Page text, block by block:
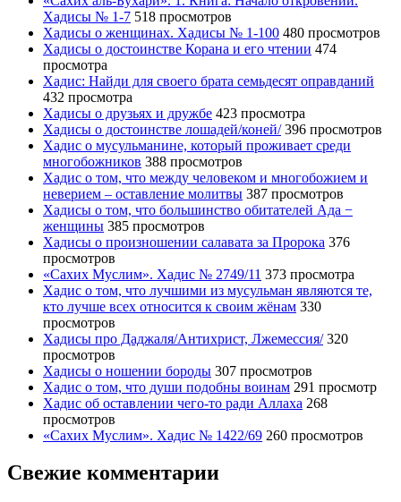
Хадисы № 1-7 518 просмотров
Хадисы о женщинах. Хадисы № 1-100 480 просмотров
Хадисы о достоинстве Корана и его чтении 474
просмотра
Хадис: Найди для своего брата семьдесят оправданий
432 просмотра
Хадисы о друзьях и дружбе 423 просмотра
Хадисы о достоинстве лошадей/коней/ 396 просмотров
Хадис о мусульманине, который проживает среди
многобожников 388 просмотров
Хадис о том, что между человеком и многобожием и
неверием – оставление молитвы 387 просмотров
Хадисы о том, что большинство обитателей Ада −
женщины 385 просмотров
Хадисы о произношении салавата за Пророка 376
просмотров
«Сахих Муслим». Хадис № 2749/11 373 просмотра
Хадис о том, что лучшими из мусульман являются те,
кто лучше всех относится к своим жёнам 330
просмотров
Хадисы про Даджаля/Антихрист, Лжемессия/ 320
просмотров
Хадисы о ношении бороды 307 просмотров
Хадис о том, что души подобны воинам 291 просмотр
Хадис об оставлении чего-то ради Аллаха 268
просмотров
«Сахих Муслим». Хадис № 1422/69 260 просмотров
Свежие комментарии